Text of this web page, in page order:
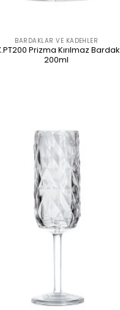
BARDAKLAR VE KADEHLER
Prizma Kırılmaz Bardak
200ml